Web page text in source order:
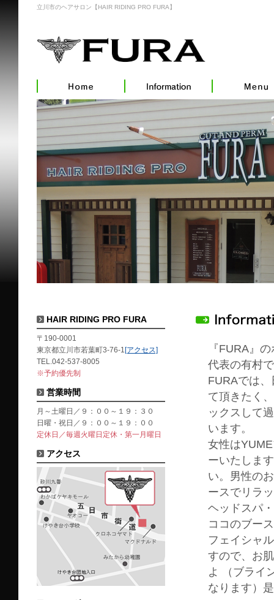
立川市のヘアサロン【HAIR RIDING PRO FURA】
『FURA』
代表の有村
FURAでは
て頂きたく
ックスして
います。
女性は
ーいたしま
い。男性の
ースでリラ
ヘッドスパ
ココのブー
フェイシャ
すので、お
よ （ブライ
なります）
HAIR RIDING PRO FURA
〒190-0001
東京都立川市若葉町3-76-1 [アクセス]
TEL.042-537-8005
※予約優先制
営業時間
月～土曜日／９：００～１９：３０
日曜・祝日／９：００～１９：００
定休日／毎週火曜日定休・第一月曜日
アクセス